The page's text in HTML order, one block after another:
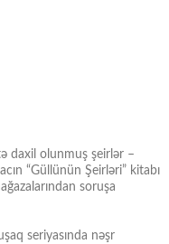
daxil olunmuş şeirlər –
“Güllünün Şeirləri” kitabı
soruşa
seriyasında nəşr